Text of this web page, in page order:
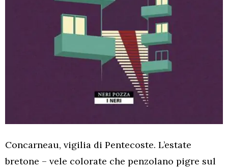
Concarneau, vigilia di Pentecoste. L’estate
bretone – vele colorate che penzolano pigre sul